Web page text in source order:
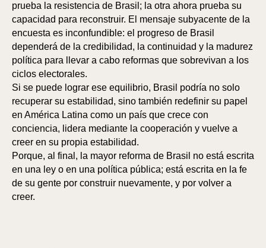
prueba la resistencia de Brasil; la otra ahora prueba su
capacidad para reconstruir. El mensaje subyacente de la
encuesta es inconfundible: el progreso de Brasil
dependerá de la credibilidad, la continuidad y la madurez
política para llevar a cabo reformas que sobrevivan a los
ciclos electorales.
Si se puede lograr ese equilibrio, Brasil podría no solo
recuperar su estabilidad, sino también redefinir su papel
en América Latina como un país que crece con
conciencia, lidera mediante la cooperación y vuelve a
creer en su propia estabilidad.
Porque, al final, la mayor reforma de Brasil no está escrita
en una ley o en una política pública; está escrita en la fe
de su gente por construir nuevamente, y por volver a
creer.